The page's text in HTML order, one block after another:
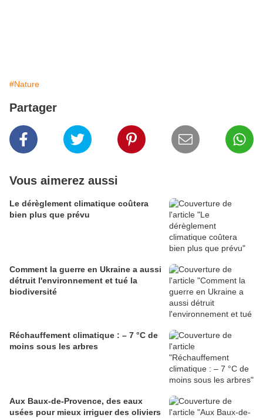
#Nature
Partager
Vous aimerez aussi
Le dérèglement climatique coûtera
bien plus que prévu
Comment la guerre en Ukraine a aussi
détruit l'environnement et tué la
biodiversité
Réchauffement climatique : – 7 °C de
moins sous les arbres
Aux Baux-de-Provence, des eaux
usées pour mieux irriguer des oliviers